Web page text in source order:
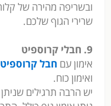
ובשריפה מהירה של
שרירי הגוף שלכם.
9. חבלי קרוספיט
אימון עם חבל קרוספיט
ואימון כוח.
יש הרבה תרגילים